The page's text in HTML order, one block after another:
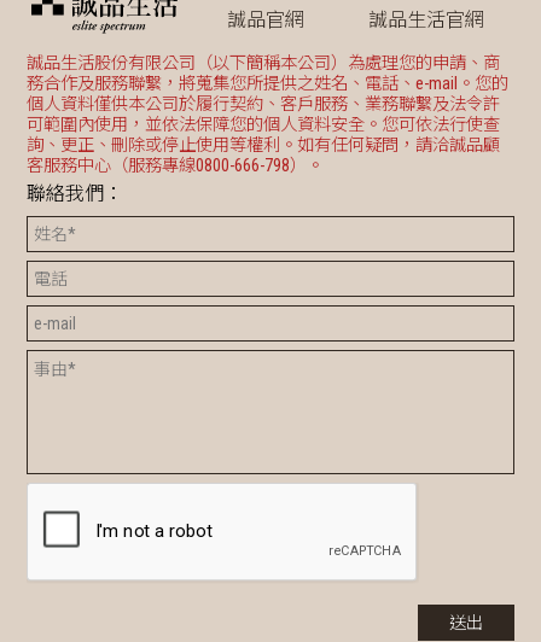
誠品官網 誠品生活官網
誠品生活股份有限公司（以下簡稱本公司）為處理您的申請、商
務合作及服務聯繫，將蒐集您所提供之姓名、電話、e-mail。您的
個人資料僅供本公司於履行契約、客戶服務、業務聯繫及法令許
可範圍內使用，並依法保障您的個人資料安全。您可依法行使查
詢、更正、刪除或停止使用等權利。如有任何疑問，請洽誠品顧
客服務中心（服務專線0800-666-798）。
聯絡我們：